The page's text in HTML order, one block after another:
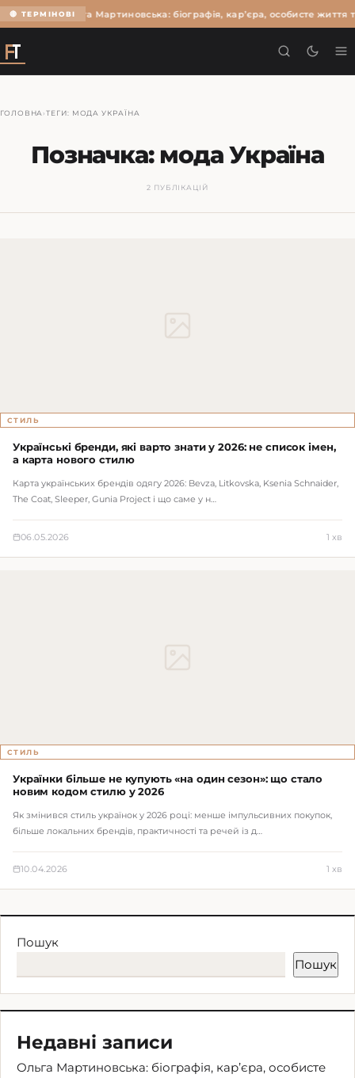
🔴 ТЕРМІНОВІОльга Мартиновська: біографія, кар’єра, особисте життя
ГОЛОВНА ›ТЕГИ: МОДА УКРАЇНА
Позначка: мода Україна
2 ПУБЛІКАЦІЙ
СТИЛЬ
Українські бренди, які варто знати у 2026: не список імен,
а карта нового стилю
Карта українських брендів одягу 2026: Bevza, Litkovska, Ksenia Schnaider,
The Coat, Sleeper, Gunia Project і що саме у н…
06.05.2026 1 хв
СТИЛЬ
Українки більше не купують «на один сезон»: що стало
новим кодом стилю у 2026
Як змінився стиль українок у 2026 році: менше імпульсивних покупок,
більше локальних брендів, практичності та речей із д…
10.04.2026 1 хв
Пошук
Пошук
Недавні записи
Ольга Мартиновська: біографія, кар’єра, особисте